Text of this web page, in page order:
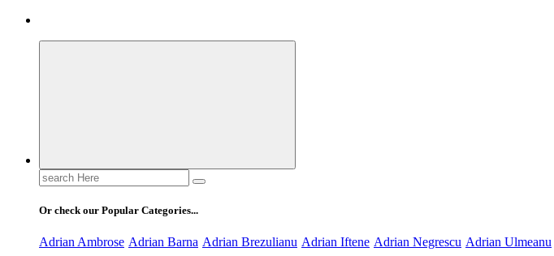
Search
for:
Or check our Popular Categories...
Adrian Ambrose Adrian Barna Adrian Brezulianu Adrian Iftene Adrian Negrescu Adrian Ulmeanu